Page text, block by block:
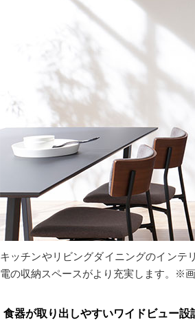
キッチンやリビングダイニングのインテ
電の収納スペースがより充実します。※
食器が取り出しやすいワイドビュー設